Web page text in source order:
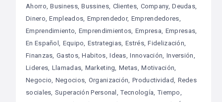
Ahorro Business Bussines Clientes Company Deudas
Dinero Empleados Emprendedor Emprendedores
Emprendimiento Emprendimientos Empresa Empresas
En Español
Equipo Estrategias Estrés Fidelización
Finanzas Gastos Habitos Ideas Innovación Inversión
Lideres Llamadas Marketing Metas Motivación
Negocio Negocios Organización Productividad
Redes
sociales Superación Personal Tecnología Tiempo